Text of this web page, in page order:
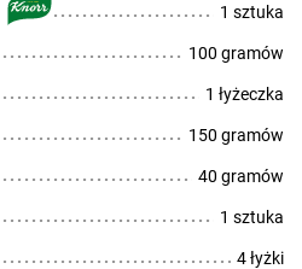
1 sztuka
100 gramów
1 łyżeczka
150 gramów
40 gramów
1 sztuka
4 łyżki